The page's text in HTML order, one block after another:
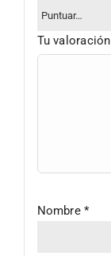
Tu valoración
Nombre*